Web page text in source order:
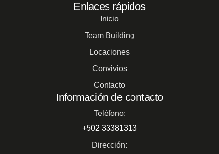
Enlaces rápidos
Inicio
Team Building
Locaciones
Convivios
Contacto
Información de contacto
Teléfono:
+502 33381313
Dirección: